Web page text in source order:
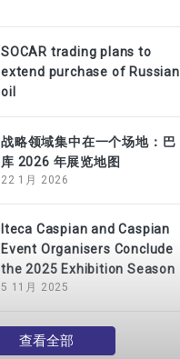
SOCAR trading plans to
extend purchase of Russian
oil
战略领域集中在一个场地：巴
库 2026 年展览地图
22 1月 2026
Iteca Caspian and Caspian
Event Organisers Conclude
the 2025 Exhibition Season
5 11月 2025
查看全部